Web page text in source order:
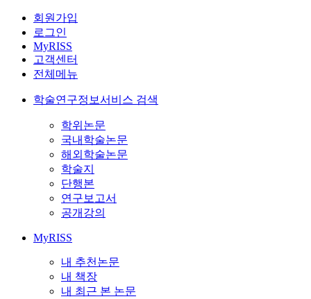
회원가입
로그인
MyRISS
고객센터
전체메뉴
학술연구정보서비스 검색
학위논문
국내학술논문
해외학술논문
학술지
단행본
연구보고서
공개강의
MyRISS
내 추천논문
내 책장
내 최근 본 논문